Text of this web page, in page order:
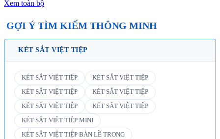
Xem toàn bộ
GỢI Ý TÌM KIẾM THÔNG MINH
KÉT SẮT VIỆT TIỆP
KÉT SẮT VIỆT TIỆP KÉT SẮT VIỆT TIỆP
KÉT SẮT VIỆT TIỆP KÉT SẮT VIỆT TIỆP
KÉT SẮT VIỆT TIỆP KÉT SẮT VIỆT TIỆP
KÉT SẮT VIỆT TIỆP MINI
KÉT SẮT VIỆT TIỆP BÀN LỀ TRONG